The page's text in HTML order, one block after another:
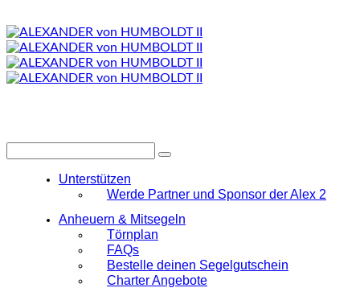
Unterstützen
Werde Partner und Sponsor der Alex 2
Anheuern & Mitsegeln
Törnplan
FAQs
Bestelle deinen Segelgutschein
Charter Angebote